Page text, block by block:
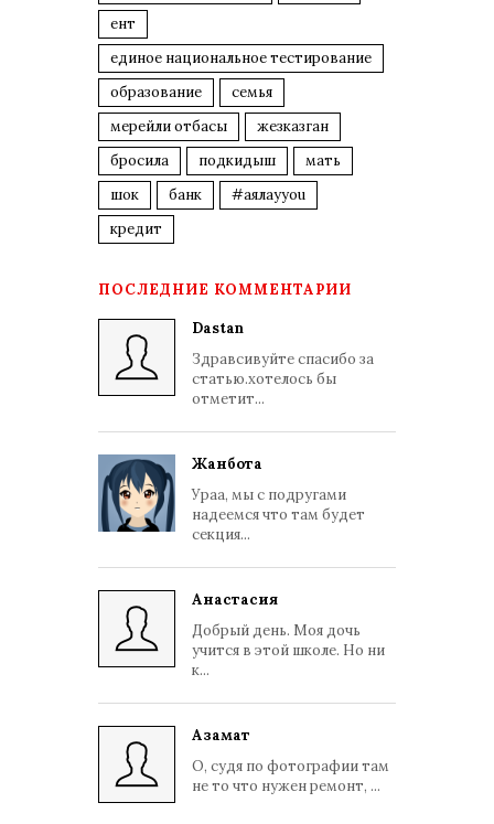
ент
единое национальное тестирование
образование
семья
мерейли отбасы
жезказган
бросила
подкидыш
мать
шок
банк
#аялауyou
кредит
ПОСЛЕДНИЕ КОММЕНТАРИИ
Dastan
Здравсивуйте спасибо за
статью.хотелось бы
отметит...
Жанбота
Ураа, мы с подругами
надеемся что там будет
секция...
Анастасия
Добрый день. Моя дочь
учится в этой школе. Но ни
к...
Азамат
О, судя по фотографии там
не то что нужен ремонт, ...